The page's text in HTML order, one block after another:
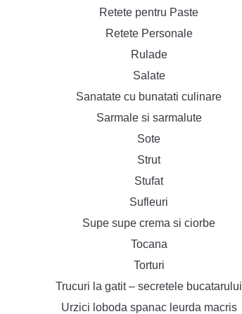
Retete pentru Paste
Retete Personale
Rulade
Salate
Sanatate cu bunatati culinare
Sarmale si sarmalute
Sote
Strut
Stufat
Sufleuri
Supe supe crema si ciorbe
Tocana
Torturi
Trucuri la gatit – secretele bucatarului
Urzici loboda spanac leurda macris